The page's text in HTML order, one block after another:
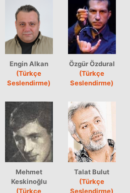
Engin Alkan
(Türkçe
Seslendirme)
Özgür Özdural
(Türkçe
Seslendirme)
Mehmet
Keskinoğlu
(Türkçe
Talat Bulut
(Türkçe
Seslendirme)